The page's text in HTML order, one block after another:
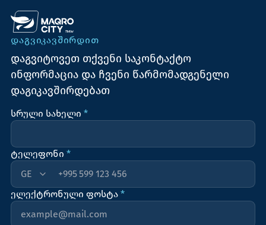
ᲓᲐᲒᲕᲘᲙᲐᲕᲨᲘᲠᲓᲘᲗ
დაგვიტოვეთ თქვენი საკონტაქტო
ინფორმაცია და ჩვენი წარმომადგენელი
დაგიკავშირდებათ
სრული სახელი*
ტელეფონი *
+995
ელექტრონული ფოსტა *